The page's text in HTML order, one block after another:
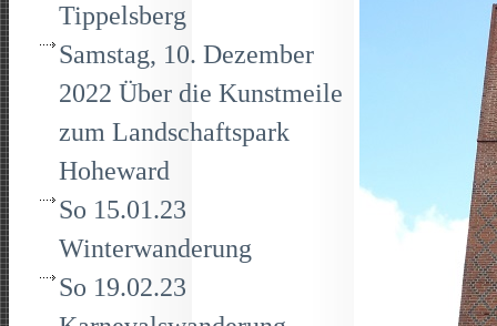
Tippelsberg
Samstag, 10. Dezember
2022 Über die Kunstmeile
zum Landschaftspark
Hoheward
So 15.01.23
Winterwanderung
So 19.02.23